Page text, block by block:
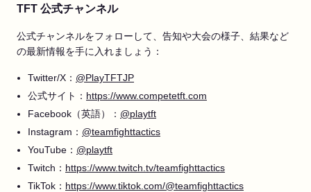
TFT 公式チャンネル
公式チャンネルをフォローして、告知や大会の様子、結果など
の最新情報を手に入れましょう：
Twitter/X： @PlayTFTJP
公式サイト： https://www.competetft.com
Facebook（英語）： @playtft
Instagram： @teamfighttactics
YouTube： @playtft
Twitch： https://www.twitch.tv/teamfighttactics
TikTok： https://www.tiktok.com/@teamfighttactics